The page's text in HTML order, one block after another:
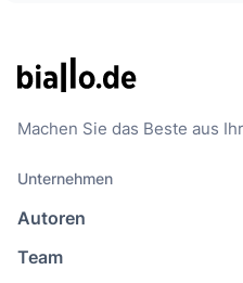
Machen Sie das Beste aus
Unternehmen
Autoren
Team